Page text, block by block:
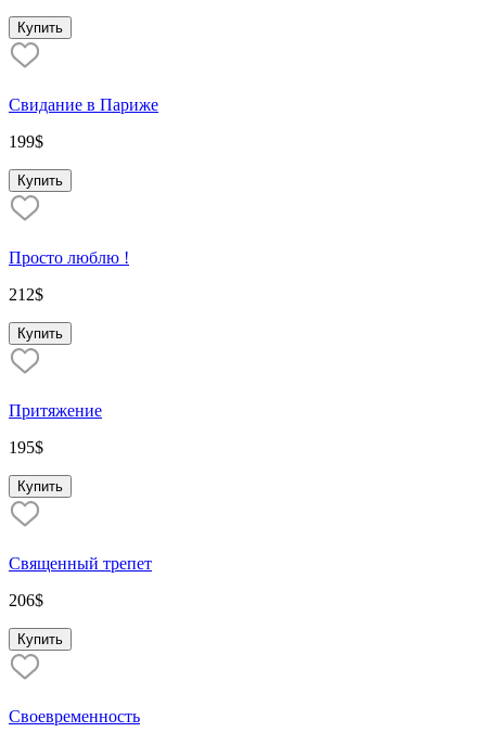
Купить
Свидание в Париже
199$
Купить
Просто люблю !
212$
Купить
Притяжение
195$
Купить
Священный трепет
206$
Купить
Своевременность